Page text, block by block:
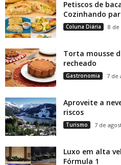
Petiscos de
Cozinhando
Coluna Diária 8 de
Torta mousse
recheado
Gastronomia 7 de
Aproveite a
riscos
Turismo 7 de
Luxo em alta
Fórmula 1